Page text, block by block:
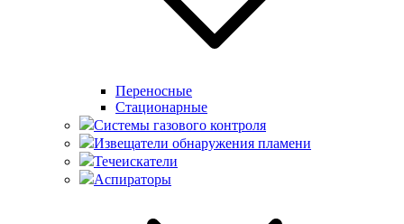
Переносные
Стационарные
Системы газового контроля
Извещатели обнаружения пламени
Течеискатели
Аспираторы